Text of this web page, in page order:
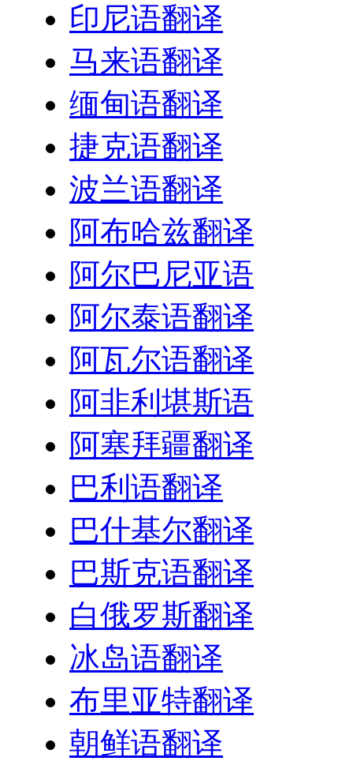
印尼语翻译
马来语翻译
缅甸语翻译
捷克语翻译
波兰语翻译
阿布哈兹翻译
阿尔巴尼亚语
阿尔泰语翻译
阿瓦尔语翻译
阿非利堪斯语
阿塞拜疆翻译
巴利语翻译
巴什基尔翻译
巴斯克语翻译
白俄罗斯翻译
冰岛语翻译
布里亚特翻译
朝鲜语翻译